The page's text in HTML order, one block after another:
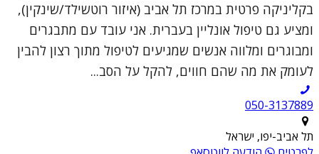
בקליניקה פרטית במרכז תל אביב (איזור רוטשילד/שינקין),
ומציע גם טיפול אונליין בעברית. אני עובד עם מתבגרים
ומבוגרים ומלווה אנשים שמגיעים לטיפול מתוך רצון להבין
לעומק את מה שהם חווים, להקל על הסב...
050-3137889
תל אביב-יפו, ישראל